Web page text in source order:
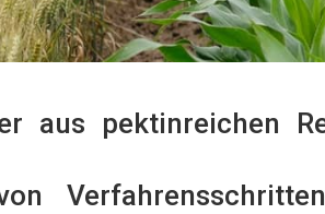
aus pektinreichen